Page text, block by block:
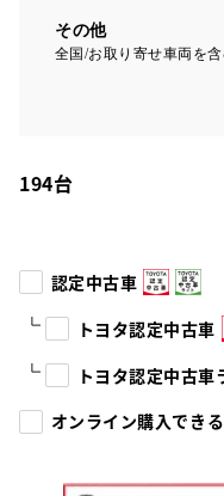
その他
全国/お取り寄せ車両を
194台
認定中古車
トヨタ認定中古車
トヨタ認定中古車
オンライン購入でき